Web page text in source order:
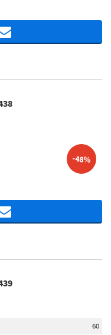
-48%
60